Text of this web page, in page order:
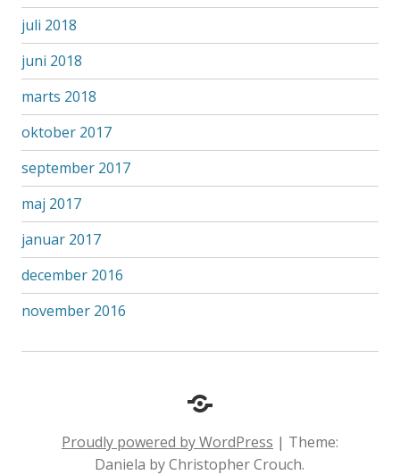
juli 2018
juni 2018
marts 2018
oktober 2017
september 2017
maj 2017
januar 2017
december 2016
november 2016
Hvem
Ellanora?
Mit
Proudly powered by WordPress | Theme:
Daniela by Christopher Crouch.